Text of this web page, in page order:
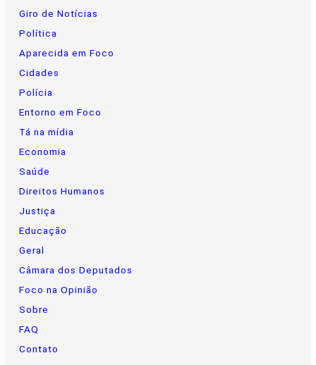
Giro de Notícias
Política
Aparecida em Foco
Cidades
Polícia
Entorno em Foco
Tá na mídia
Economia
Saúde
Direitos Humanos
Justiça
Educação
Geral
Câmara dos Deputados
Foco na Opinião
Sobre
FAQ
Contato